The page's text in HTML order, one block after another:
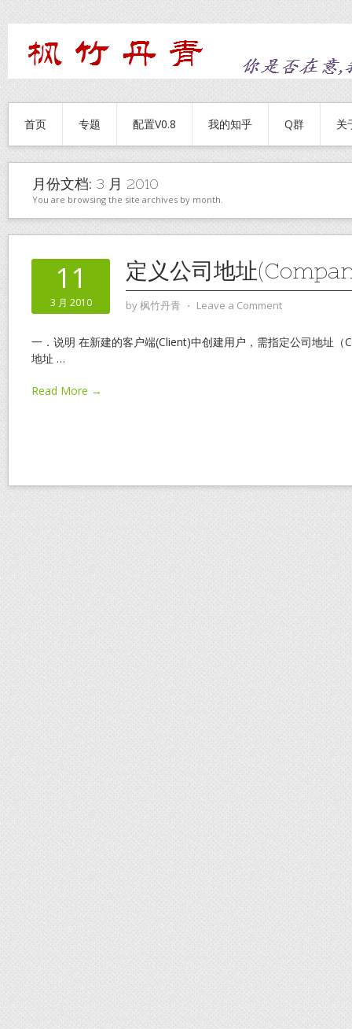
首页 专题 配置V0.8 我的知乎 Q群 关
月份文档: 3 月 2010
You are browsing the site archives by month.
11
3 月 2010
定义公司地址
by枫竹丹青 ⋅ Leave a Comment
一．说明 在新建的客户端(Client)中创建用户，需指定公司地址
地址 …
Read More →